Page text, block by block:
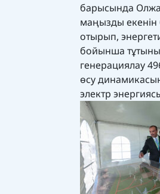
барысында
маңызды екенін
отырып,
бойынша
генерациялау
өсу
электр